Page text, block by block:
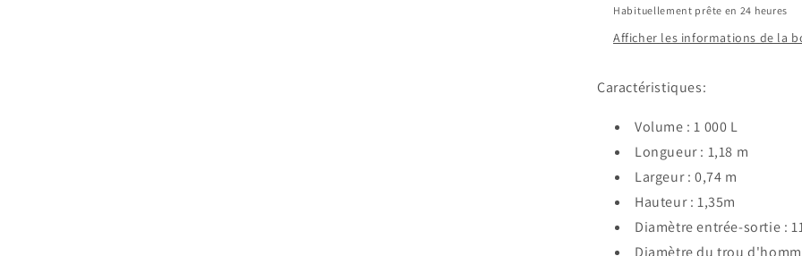
Habituellement prête en 24 heures
Afficher les informations de la
Caractéristiques:
Volume : 1 000 L
Longueur : 1,18 m
Largeur : 0,74 m
Hauteur : 1,35m
Diamètre entrée-sortie :
Diamètre du trou